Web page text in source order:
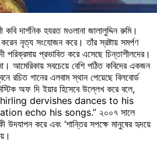
দার্শনিক হযরত মওলানা জালালুদ্দিন রুমি।
করেন নৃত্য সংযোজন করে। তাঁর স্রষ্টায় সমর্পণ
পরিক্রমায় প্রভাবিত করে এসেছে চিন্তাশীলদের।
আমেরিকায় সবচেয়ে বেশি পঠিত কবিদের একজন
রচিত গানের এলবাম স্থান পেয়েছে বিলবোর্ড
অফ দি ইয়ার হিসেবে উল্লেখ করে বলে,
dervishes dances to his
echo his songs.” ২০০৭ সালে
উদযাপন করে এবং ‘শান্তির সপক্ষে মানুষের হৃদয়ে